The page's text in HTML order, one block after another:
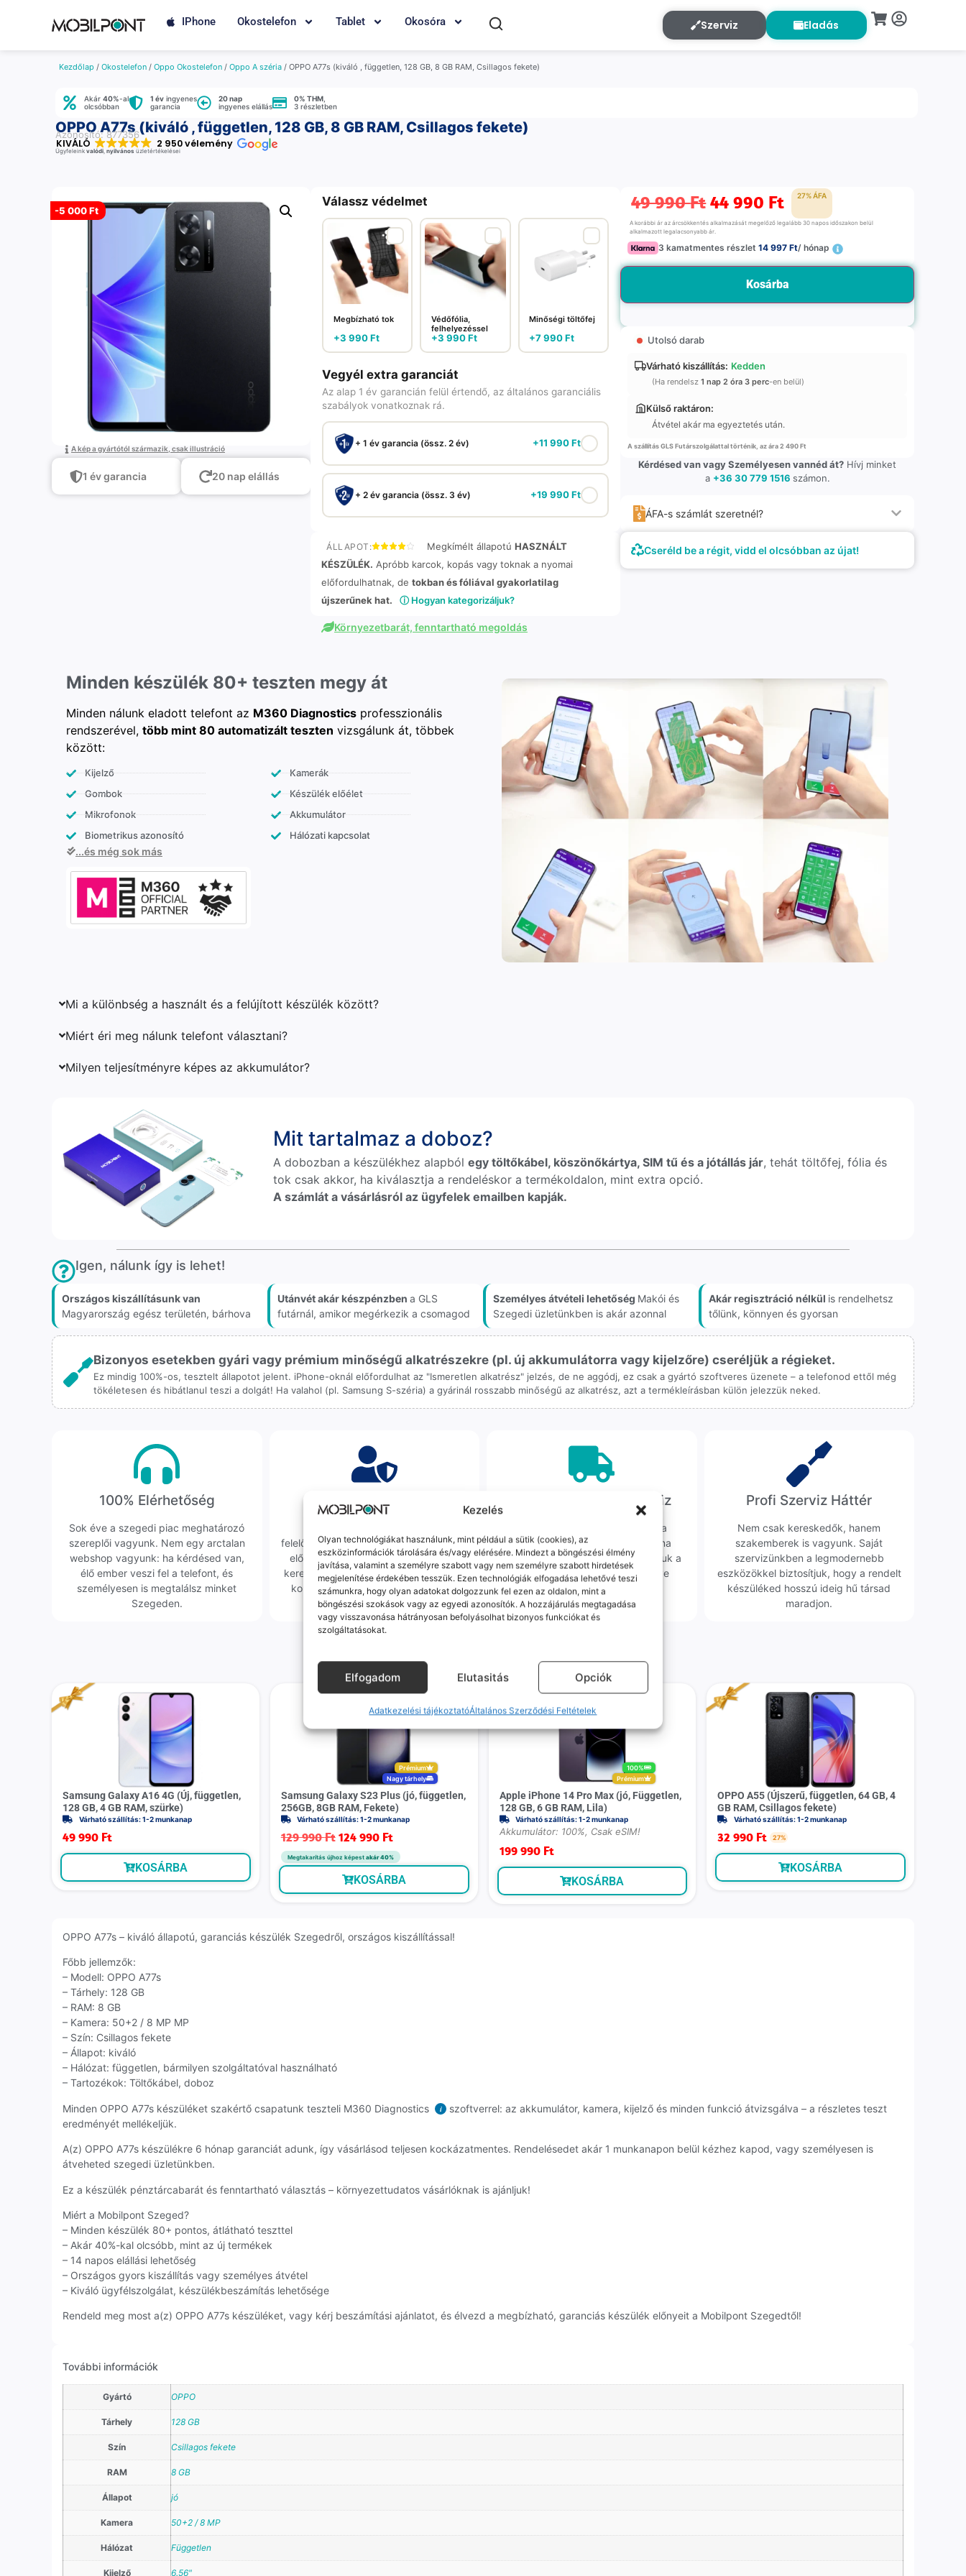
Kezelés
Olyan technológiákat használunk, mint például a sütik (cookies), az
eszközinformációk tárolására és/vagy elérésére. Mindezt a böngészési élmény
javítása, valamint a személyre szabott vagy nem személyre szabott hirdetések
megjelenítése érdekében tesszük. Ezen technológiák elfogadása lehetővé teszi
számunkra, hogy olyan adatokat dolgozzunk fel ezen az oldalon, mint a
böngészési szokások vagy az egyedi azonosítók. A hozzájárulás megtagadása
vagy visszavonása hátrányosan befolyásolhat bizonyos funkciókat és
szolgáltatásokat.
Elfogadom Elutasitás Opciók
Adatkezelési tájékoztatóÁltalános Szerződési Feltételek
IPhone Okostelefon Tablet Okosóra Szerviz Eladás
Kezdőlap / Okostelefon / Oppo Okostelefon / Oppo A széria / OPPO A77s (kiváló , független, 128 GB, 8 GB RAM, Csillagos fekete)
Akár 40%-al
olcsóbban
1 év ingyenes
garancia
20 nap
ingyenes elállás
0% THM
3 részletben
OPPO A77s (kiváló , független, 128 GB, 8 GB RAM, Csillagos fekete)
Azonosító: 877356
KIVÁLÓ 2 950 vélemény
Ügyfeleink valódi, nyilvános üzletértékelései
-5 000 Ft
A kép a gyártótól származik, csak illustráció
1 év garancia 20 nap elállás
Válassz védelmet
Megbízható tok
+3 990Ft
Védőfólia,
felhelyezéssel
+3 990Ft
Minőségi töltőfej
+7 990Ft
Vegyél extra garanciát
Az alap 1 év garancián felül értendő, az általános garanciális
szabályok vonatkoznak rá.
+ 1 év garancia (össz. 2 év) +11 990Ft
+ 2 év garancia (össz. 3 év) +19 990Ft
ÁLLAPOT: Megkímélt állapotú HASZNÁLT
KÉSZÜLÉK. Apróbb karcok, kopás vagy toknak a nyomai
előfordulhatnak, de tokban és fóliával gyakorlatilag
újszerűnek hat.
ⓘ Hogyan kategorizáljuk?
Környezetbarát, fenntartható megoldás
49 990Ft44 990 Ft 27% ÁFA
A korábbi ár az árcsökkentés alkalmazását megelőző legalább 30 napos időszakon belül
alkalmazott legalacsonyabb ár.
3 kamatmentes részlet14 997 Ft/ hónap
Kosárba
Utolsó darab
Várható kiszállítás: Kedden
(Ha rendelsz1 nap 2 óra 3 perc-en belül)
Külső raktáron:
Átvétel akár ma egyeztetés után.
A szállítás GLS Futárszolgálattal történik, az ára 2 490 Ft
Kérdésed van vagy Személyesen vannéd át? Hívj minket
a +36 30 779 1516 számon.
ÁFA-s számlát szeretnél?
Cseréld be a régit, vidd el olcsóbban az újat!
Minden készülék 80+ teszten megy át
Minden nálunk eladott telefont az M360 Diagnostics professzionális
rendszerével, több mint 80 automatizált teszten vizsgálunk át, többek
között:
Kijelző
Gombok
Mikrofonok
Biometrikus azonosító
Kamerák
Készülék előélet
Akkumulátor
Hálózati kapcsolat
...és még sok más
Mi a különbség a használt és a felújított készülék között?
Miért éri meg nálunk telefont választani?
Milyen teljesítményre képes az akkumulátor?
Mit tartalmaz a doboz?
A dobozban a készülékhez alapbólegy töltőkábel, köszönőkártya, SIM tű és a jótállás jár, tehát töltőfej, fólia és
tok csak akkor, ha kiválasztja a rendeléskor a termékoldalon, mint extra opció.
A számlát a vásárlásról az ügyfelek emailben kapják.
Igen, nálunk így is lehet!
Országos kiszállításunk van
Magyarország egész területén, bárhova
Utánvét akár készpénzben a GLS
futárnál, amikor megérkezik a csomagod
Személyes átvételi lehetőség Makói és
Szegedi üzletünkben is akár azonnal
Akár regisztráció nélkül is rendelhetsz
tőlünk, könnyen és gyorsan
Bizonyos esetekben gyári vagy prémium minőségű alkatrészekre (pl. új akkumulátorra vagy kijelzőre) cseréljük a régieket.
Ez mindig 100%-os, tesztelt állapotot jelent. iPhone-oknál előfordulhat az "Ismeretlen alkatrész" jelzés, de ne aggódj, ez csak a gyártó szoftveres üzenete – a telefonod ettől még
tökéletesen és hibátlanul teszi a dolgát! Ha valahol (pl. Samsung S-széria) a gyárinál rosszabb minőségű az alkatrész, azt a termékleírásban külön jelezzük neked.
100% Elérhetőség
Sok éve a szegedi piac meghatározó
szereplői vagyunk. Nem egy arctalan
webshop vagyunk: ha kérdésed van,
élő ember veszi fel a telefont, és
személyesen is megtalálsz minket
Szegeden.
Korrekt Ügyintézés
felelősségvállalás nálunk alap. Ha ritkán
előfordul egy hiba, nem kifogásokat
keresünk, hanem megoldást. Szakértő
kollégáink azonnal kézbe veszik az
ügyedet.
Ingyenes Futár & Szerviz
Ha messze laksz, mi megyünk a
készülékért. Garanciális probléma
esetén küldjük a futárt, bevizsgáljuk a
telefont, és javítva vagy cserélve
küldjük vissza – neked ez 0 Ft
költséggel jár.
Profi Szerviz Háttér
Nem csak kereskedők, hanem
szakemberek is vagyunk. Saját
szervizünkben a legmodernebb
eszközökkel biztosítjuk, hogy a rendelt
készüléked hosszú ideig hű társad
maradjon.
Mások ezeket is megnézték
Samsung Galaxy A16 4G (Új, független,
128 GB, 4 GB RAM, szürke)
Várható szállítás: 1-2 munkanap
49 990 Ft
KOSÁRBA
-5 000 Ft
Prémium
Nagy tárhely
Samsung Galaxy S23 Plus (jó, független,
256GB, 8GB RAM, Fekete)
Várható szállítás: 1-2 munkanap
129 990Ft124 990 Ft
Megtakarítás újhoz képest akár 40%
KOSÁRBA
100%
Prémium
Apple iPhone 14 Pro Max (jó, Független,
128 GB, 6 GB RAM, Lila)
Várható szállítás: 1-2 munkanap
Akkumulátor: 100%, Csak eSIM!
199 990 Ft
KOSÁRBA
OPPO A55 (Újszerű, független, 64 GB, 4
GB RAM, Csillagos fekete)
Várható szállítás: 1-2 munkanap
32 990 Ft 27%
KOSÁRBA
OPPO A77s – kiváló állapotú, garanciás készülék Szegedről, országos kiszállítással!
Főbb jellemzők:
– Modell: OPPO A77s
– Tárhely: 128 GB
– RAM: 8 GB
– Kamera: 50+2 / 8 MP MP
– Szín: Csillagos fekete
– Állapot: kiváló
– Hálózat: független, bármilyen szolgáltatóval használható
– Tartozékok: Töltőkábel, doboz
Minden OPPO A77s készüléket szakértő csapatunk teszteli M360 Diagnostics i
szoftverrel: az akkumulátor, kamera, kijelző és minden funkció átvizsgálva – a részletes teszt
eredményét mellékeljük.
A(z) OPPO A77s készülékre 6 hónap garanciát adunk, így vásárlásod teljesen kockázatmentes. Rendelésedet akár 1 munkanapon belül kézhez kapod, vagy személyesen is
átveheted szegedi üzletünkben.
Ez a készülék pénztárcabarát és fenntartható választás – környezettudatos vásárlóknak is ajánljuk!
Miért a Mobilpont Szeged?
– Minden készülék 80+ pontos, átlátható teszttel
– Akár 40%-kal olcsóbb, mint az új termékek
– 14 napos elállási lehetőség
– Országos gyors kiszállítás vagy személyes átvétel
– Kiváló ügyfélszolgálat, készülékbeszámítás lehetősége
Rendeld meg most a(z) OPPO A77s készüléket, vagy kérj beszámítási ajánlatot, és élvezd a megbízható, garanciás készülék előnyeit a Mobilpont Szegedtől!
További információk
Gyártó OPPO
Tárhely 128 GB
Szín Csillagos fekete
RAM 8 GB
Állapot jó
Kamera 50+2 / 8 MP
Hálózat Független
Kijelző 6.56"